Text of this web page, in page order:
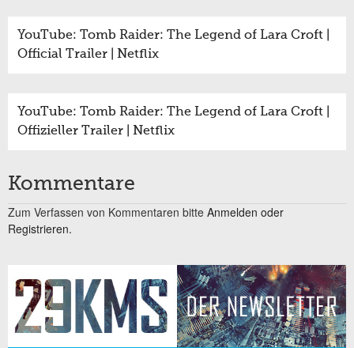
YouTube: Tomb Raider: The Legend of Lara Croft |
Official Trailer | Netflix
YouTube: Tomb Raider: The Legend of Lara Croft |
Offizieller Trailer | Netflix
Kommentare
Zum Verfassen von Kommentaren bitte Anmelden oder
Registrieren.